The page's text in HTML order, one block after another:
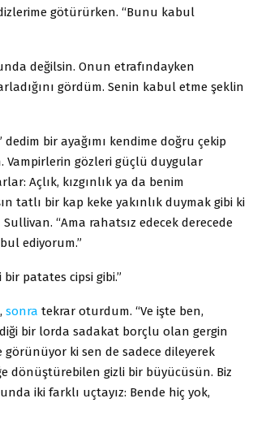
götürürken. “Bunu kabul
değilsin. Onun etrafındayken
gördüm. Senin kabul etme şeklin
dedim bir ayağımı kendime doğru çekip
Vampirlerin gözleri güçlü duygular
Açlık, kızgınlık ya da benim
tatlı bir kap keke yakınlık duymak gibi ki
“Ama rahatsız edecek derecede
ediyorum.”
patates cipsi gibi.”
sonra tekrar oturdum. “Ve işte ben,
bir lorda sadakat borçlu olan gergin
görünüyor ki sen de sadece dileyerek
dönüştürebilen gizli bir büyücüsün. Biz
iki farklı uçtayız: Bende hiç yok,